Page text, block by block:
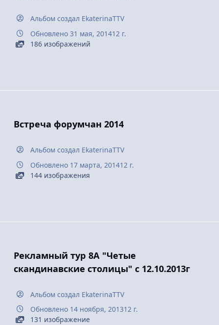
Альбом создал EkaterinaTTV
Обновлено 31 мая, 201412 г.
186 изображений
Встреча форумчан 2014
Альбом создал EkaterinaTTV
Обновлено 17 марта, 201412 г.
144 изображения
Рекламный тур 8А "Четые
скандинавские столицы" с 12.10.2013г
Альбом создал EkaterinaTTV
Обновлено 14 ноября, 201312 г.
131 изображение